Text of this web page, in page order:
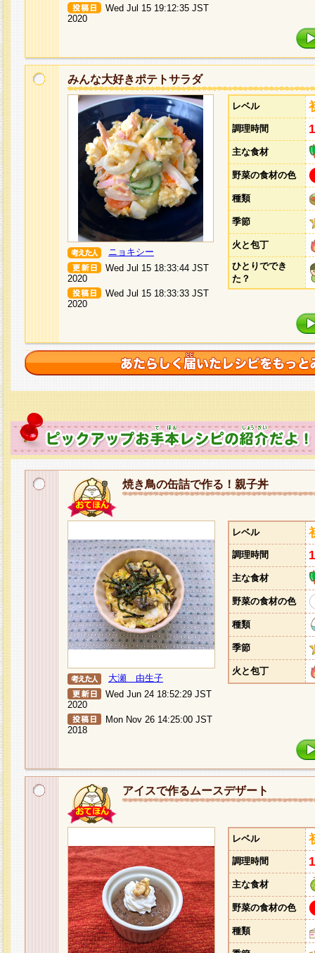
Wed Jul 15 19:12:35 JST
2020
みんな大好きポテトサラダ
ニョキシー
Wed Jul 15 18:33:44 JST
2020
Wed Jul 15 18:33:33 JST
2020
レベル
調理時間
主な食材
野菜の食材の色
種類
季節
火と包丁
ひとりででき
た？
焼き鳥の缶詰で作る！親子丼
大瀬 由生子
Wed Jun 24 18:52:29 JST
2020
Mon Nov 26 14:25:00 JST
2018
レベル
調理時間
主な食材
野菜の食材の色
種類
季節
火と包丁
アイスで作るムースデザート
レベル
調理時間
主な食材
野菜の食材の色
種類